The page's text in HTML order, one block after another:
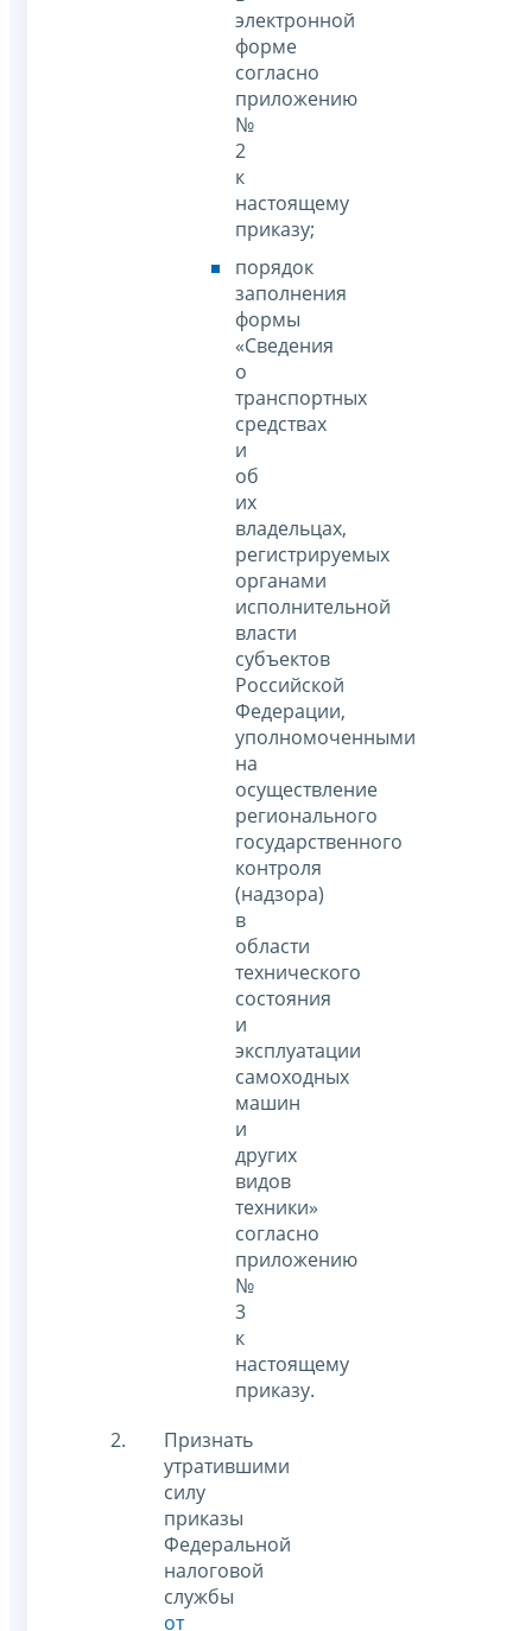
электронной
форме
согласно
приложению
№
2
к
настоящему
приказу;
порядок
заполнения
формы
«Сведения
о
транспортных
средствах
и
об
их
владельцах,
регистрируемых
органами
исполнительной
власти
субъектов
Российской
Федерации,
уполномоченными
на
осуществление
регионального
государственного
контроля
(надзора)
в
области
технического
состояния
и
эксплуатации
самоходных
машин
и
других
видов
техники»
согласно
приложению
№
3
к
настоящему
приказу.
Признать
утратившими
силу
приказы
Федеральной
налоговой
службы
от